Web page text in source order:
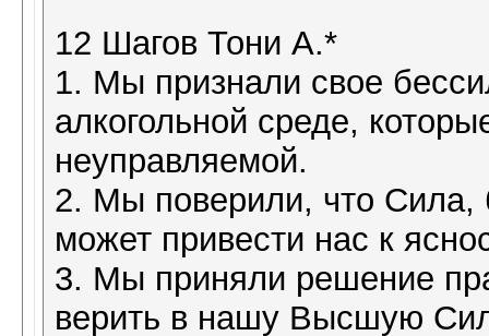
12 Шагов Тони А.*
1. Мы признали свое
алкогольной среде,
неуправляемой.
2. Мы поверили, что Сила,
может привести нас к
3. Мы приняли решение
верить в нашу Высшую